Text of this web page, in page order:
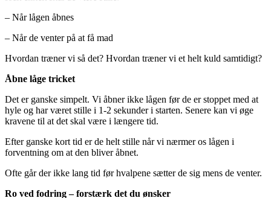
– Når lågen åbnes
– Når de venter på at få mad
Hvordan træner vi så det? Hvordan træner vi et helt kuld samtidigt?
Åbne låge tricket
Det er ganske simpelt. Vi åbner ikke lågen før de er stoppet med at
hyle og har været stille i 1-2 sekunder i starten. Senere kan vi øge
kravene til at det skal være i længere tid.
Efter ganske kort tid er de helt stille når vi nærmer os lågen i
forventning om at den bliver åbnet.
Ofte går der ikke lang tid før hvalpene sætter de sig mens de venter.
Ro ved fodring – forstærk det du ønsker